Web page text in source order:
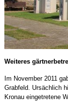
Weiteres
Im November 2011
Grabfeld. Ursächlich
Kronau eingetretene